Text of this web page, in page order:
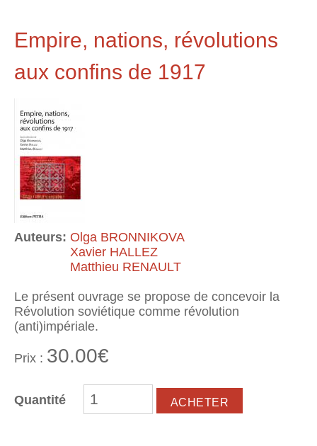
Empire, nations, révolutions
aux confins de 1917
Auteurs: Olga BRONNIKOVA
Xavier HALLEZ
Matthieu RENAULT
Le présent ouvrage se propose de concevoir la
Révolution soviétique comme révolution
(anti)impériale.
Prix : 30.00€
Quantité